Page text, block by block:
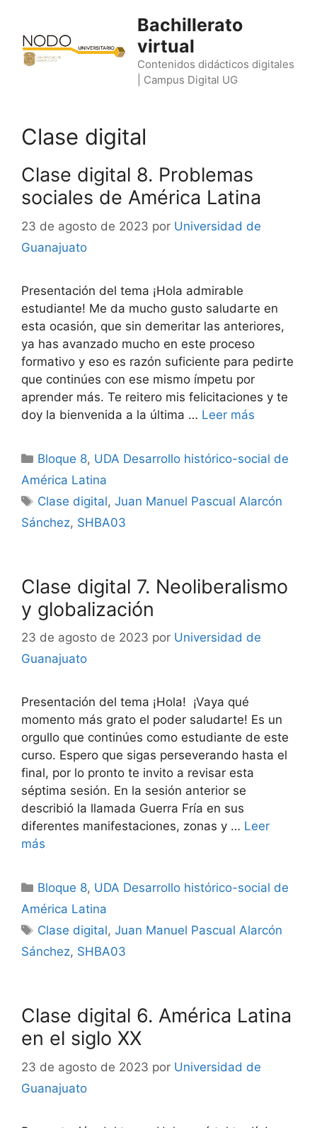
contenido
Bachillerato
virtual
Contenidos didácticos digitales
| Campus Digital UG
Clase digital
Clase digital 8. Problemas
sociales de América Latina
23 de agosto de 2023 por Universidad de
Guanajuato
Presentación del tema ¡Hola admirable
estudiante! Me da mucho gusto saludarte en
esta ocasión, que sin demeritar las anteriores,
ya has avanzado mucho en este proceso
formativo y eso es razón suficiente para pedirte
que continúes con ese mismo ímpetu por
aprender más. Te reitero mis felicitaciones y te
doy la bienvenida a la última … Leer más
Categorías
Bloque 8, UDA Desarrollo histórico-social de
América Latina
Etiquetas
Clase digital,Juan Manuel Pascual Alarcón
Sánchez, SHBA03
Clase digital 7. Neoliberalismo
y globalización
23 de agosto de 2023 por Universidad de
Guanajuato
Presentación del tema ¡Hola! ¡Vaya qué
momento más grato el poder saludarte! Es un
orgullo que continúes como estudiante de este
curso. Espero que sigas perseverando hasta el
final, por lo pronto te invito a revisar esta
séptima sesión. En la sesión anterior se
describió la llamada Guerra Fría en sus
diferentes manifestaciones, zonas y … Leer
más
Categorías
Bloque 8, UDA Desarrollo histórico-social de
América Latina
Etiquetas
Clase digital,Juan Manuel Pascual Alarcón
Sánchez, SHBA03
Clase digital 6. América Latina
en el siglo XX
23 de agosto de 2023 por Universidad de
Guanajuato